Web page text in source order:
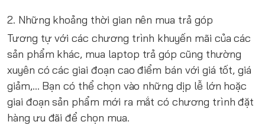
2. Những khoảng thời gian nên mua trả góp
Tương tự với các chương trình khuyến mãi của các
sản phẩm khác, mua laptop trả góp cũng thường
xuyên có các giai đoạn cao điểm bán với giá tốt, giá
giảm,... Bạn có thể chọn vào những dịp lễ lớn hoặc
giai đoạn sản phẩm mới ra mắt có chương trình đặt
hàng ưu đãi để chọn mua.